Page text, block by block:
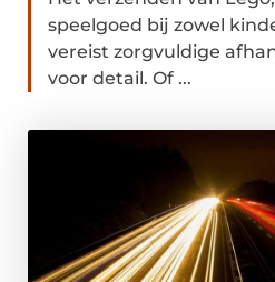
speelgoed bij zowel
vereist zorgvuldige
voor detail. Of ...